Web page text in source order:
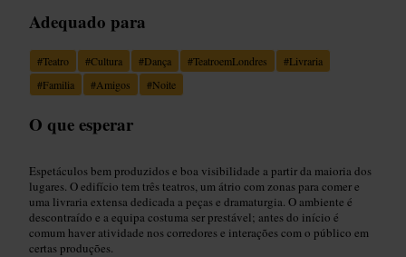
Adequado para
#Teatro #Cultura #Dança #TeatroemLondres #Livraria
#Familia #Amigos #Noite
O que esperar
Espetáculos bem produzidos e boa visibilidade a partir da maioria dos
lugares. O edifício tem três teatros, um átrio com zonas para comer e
uma livraria extensa dedicada a peças e dramaturgia. O ambiente é
descontraído e a equipa costuma ser prestável; antes do início é
comum haver atividade nos corredores e interações com o público em
certas produções.